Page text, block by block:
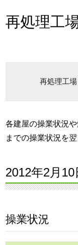
再処理工
再処理工場
各建屋の操業状況
までの操業状況を
2012年2月
操業状況